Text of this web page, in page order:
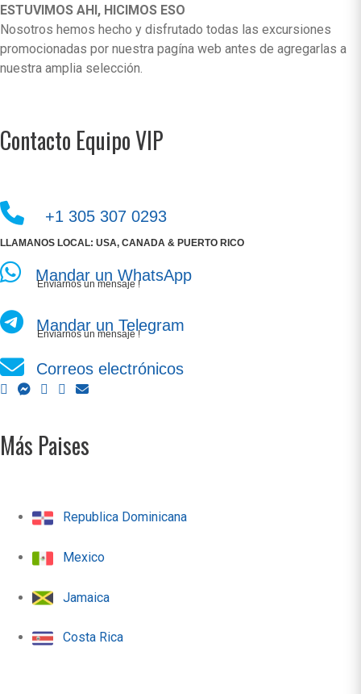
ESTUVIMOS AHI, HICIMOS ESO
Nosotros hemos hecho y disfrutado todas las excursiones
promocionadas por nuestra pagína web antes de agregarlas a
nuestra amplia selección.
Contacto Equipo VIP
+1 305 307 0293
LLAMANOS LOCAL: USA, CANADA & PUERTO RICO
Mandar un WhatsApp
Enviarnos un mensaje !
Mandar un Telegram
Enviarnos un mensaje !
Correos electrónicos
Más Paises
Republica Dominicana
Mexico
Jamaica
Costa Rica